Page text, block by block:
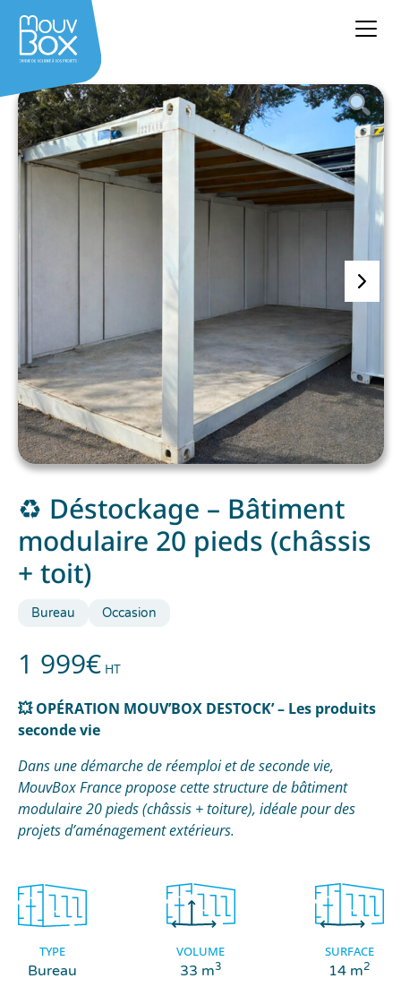
♻️ Déstockage – Bâtiment
modulaire 20 pieds (châssis
+ toit)
Bureau Occasion
1 999€ HT
💥 OPÉRATION MOUV’BOX DESTOCK’ – Les produits
seconde vie
Dans une démarche de réemploi et de seconde vie,
MouvBox France propose cette structure de bâtiment
modulaire 20 pieds (châssis + toiture), idéale pour des
projets d’aménagement extérieurs.
TYPE
Bureau
VOLUME
33 m3
SURFACE
14 m2